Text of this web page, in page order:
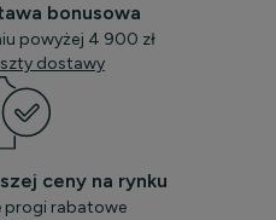
bonusowa
powyżej 4 900 zł
dostawy
ceny na rynku
progi rabatowe